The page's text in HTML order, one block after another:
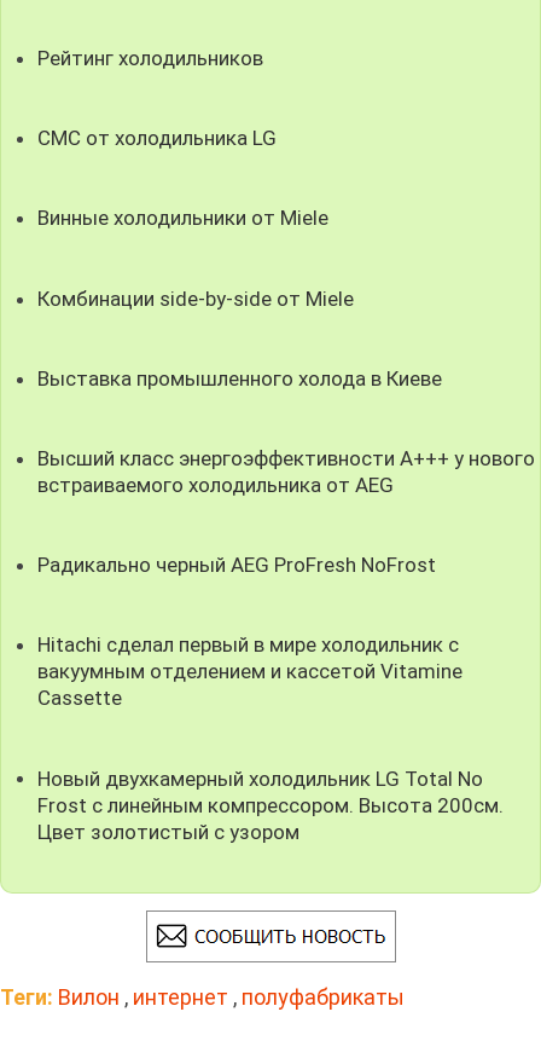
Рейтинг холодильников
СMC от холодильника LG
Винные холодильники от Miele
Комбинации side-by-side от Miele
Выставка промышленного холода в Киеве
Высший класс энергоэффективности А+++ у нового
встраиваемого холодильника от AEG
Радикально черный AEG ProFresh NoFrost
Hitachi сделал первый в мире холодильник с
вакуумным отделением и кассетой Vitamine
Cassette
Новый двухкамерный холодильник LG Total No
Frost с линейным компрессором. Высота 200см.
Цвет золотистый с узором
Теги: Вилон , интернет , полуфабрикаты